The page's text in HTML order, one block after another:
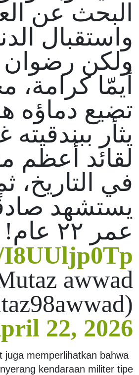
البحث عن
واستقبال
ولكن رضوان
أيمّا كرامة،
تضيع دماؤه
يثأر
لقائد أعظم
في التاريخ،
يستشهد
عمر ٢٢ عام!
awwad
22, 2026
juga memperlihatkan bahwa
kendaraan militer tipe